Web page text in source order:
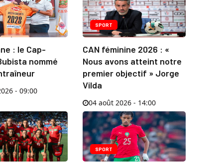
: le Cap-
nommé
- 09:00
SPORT
CAN féminine 2026 : «
Nous avons atteint notre
premier objectif » Jorge
Vilda
04 août 2026 - 14:00
SPORT